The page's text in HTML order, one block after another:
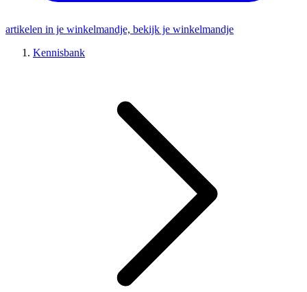
artikelen in je winkelmandje, bekijk je winkelmandje
Kennisbank